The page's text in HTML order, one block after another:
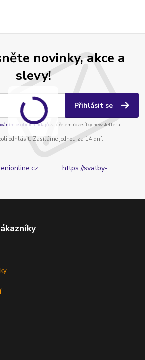
novinky, akce a
slevy!
Přihlásit se
osobních údajůza účelem rozesílky newsletteru.
odhlásit. Zasíláme jednou za 14 dní.
https://svatby-